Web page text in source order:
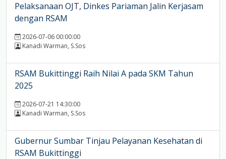
Pelaksanaan OJT, Dinkes Pariaman Jalin Kerjasam
dengan RSAM
2026-07-06 00:00:00
Kanadi Warman, S.Sos
RSAM Bukittinggi Raih Nilai A pada SKM Tahun
2025
2026-07-21 14:30:00
Kanadi Warman, S.Sos
Gubernur Sumbar Tinjau Pelayanan Kesehatan di
RSAM Bukittinggi